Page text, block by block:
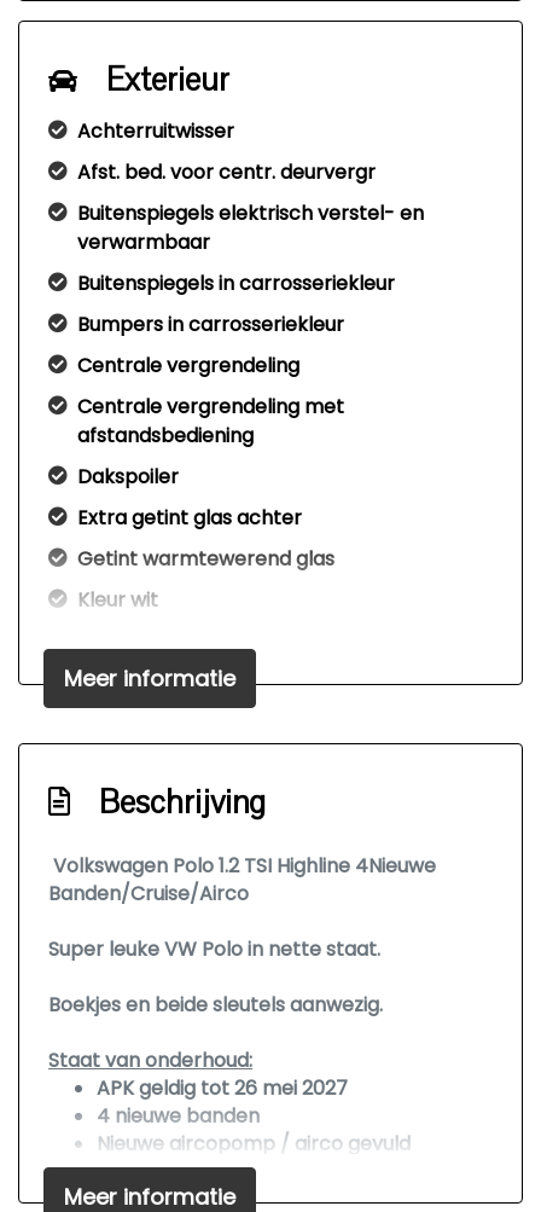
Exterieur
Achterruitwisser
Afst. bed. voor centr. deurvergr
Buitenspiegels elektrisch verstel- en
verwarmbaar
Buitenspiegels in carrosseriekleur
Bumpers in carrosseriekleur
Centrale vergrendeling
Centrale vergrendeling met
afstandsbediening
Dakspoiler
Extra getint glas achter
Getint warmtewerend glas
Kleur wit
Parkeersensor achter
Interieur
Achterbank in delen neerklapbaar
Airco
Armsteun voor
Elektrische ramen voor
Sportstoelen
Stuur en versnellingspook (kunst)leder
Stuur leder
Stuurbekrachtiging
Meer informatie
Beschrijving
Volkswagen Polo 1.2 TSI Highline 4Nieuwe
Banden/Cruise/Airco
Super leuke VW Polo in nette staat.
Boekjes en beide sleutels aanwezig.
Staat van onderhoud:
APK geldig tot 26 mei 2027
4 nieuwe banden
Nieuwe aircopomp / airco gevuld
Bij 168.853 laatste beurt gehad.
Meer informatie